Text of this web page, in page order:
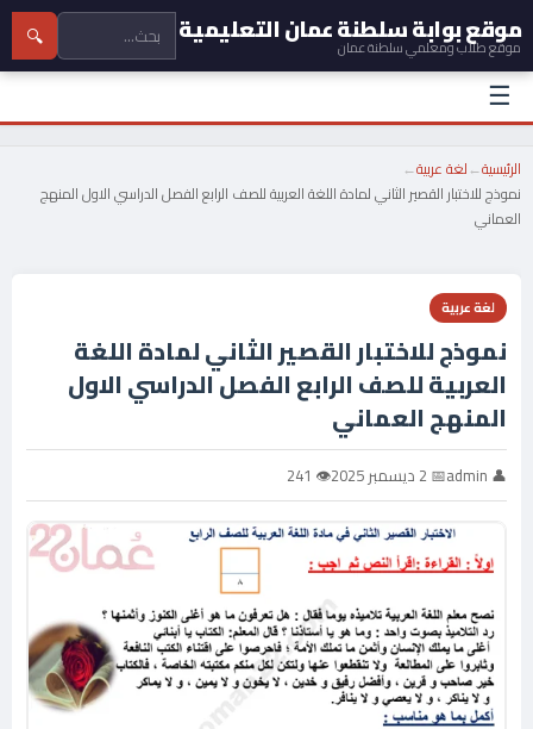
موقع بوابة سلطنة عمان التعليمية
موقع طلاب ومعلمي سلطنة عمان 🔍
☰
الرئيسية←لغة عربية←
نموذج للاختبار القصير الثاني لمادة اللغة العربية للصف الرابع الفصل الدراسي الاول المنهج
العماني
لغة عربية
نموذج للاختبار القصير الثاني لمادة اللغة
العربية للصف الرابع الفصل الدراسي الاول
المنهج العماني
👤 admin 📅 2 ديسمبر 2025 👁 241